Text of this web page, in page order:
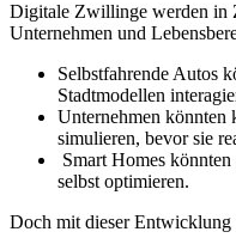
Digitale Zwillinge werden in
Unternehmen und
Selbstfahrende Autos
Stadtmodellen
Unternehmen könnten
simulieren, bevor sie
Smart Homes
selbst optimieren.
Doch mit dieser Entwicklung